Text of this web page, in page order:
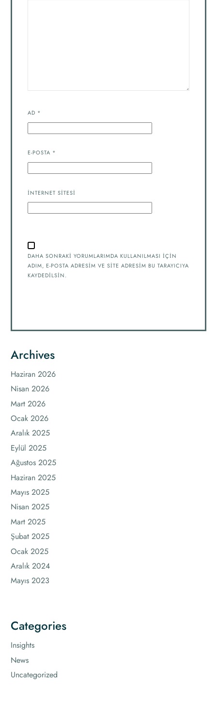
AD *
E-POSTA *
İNTERNET SITESI
DAHA SONRAKI YORUMLARIMDA KULLANILMASI IÇIN
ADIM, E-POSTA ADRESIM VE SITE ADRESIM BU TARAYICIYA
KAYDEDILSIN.
Archives
Haziran 2026
Nisan 2026
Mart 2026
Ocak 2026
Aralık 2025
Eylül 2025
Ağustos 2025
Haziran 2025
Mayıs 2025
Nisan 2025
Mart 2025
Şubat 2025
Ocak 2025
Aralık 2024
Mayıs 2023
Categories
Insights
News
Uncategorized